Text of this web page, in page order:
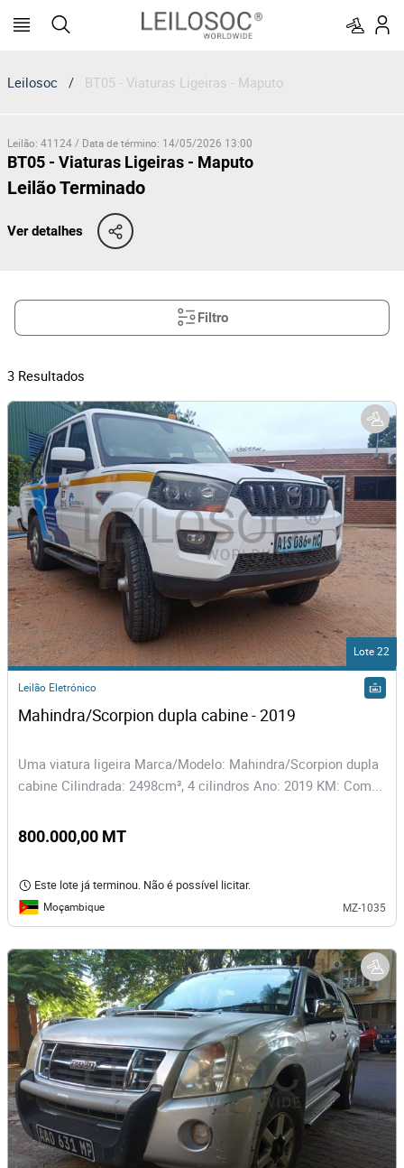
Leilosoc / BT05 - Viaturas Ligeiras - Maputo
Leilão: 41124 / Data de término: 14/05/2026 13:00
BT05 - Viaturas Ligeiras - Maputo
Leilão Terminado
Ver detalhes
Filtro
3 Resultados
Lote 22
Leilão Eletrónico
Mahindra/Scorpion dupla cabine - 2019
Uma viatura ligeira Marca/Modelo: Mahindra/Scorpion dupla
cabine Cilindrada: 2498cm³, 4 cilindros Ano: 2019 KM: Com...
800.000,00 MT
Este lote já terminou. Não é possível licitar.
Moçambique MZ-1035